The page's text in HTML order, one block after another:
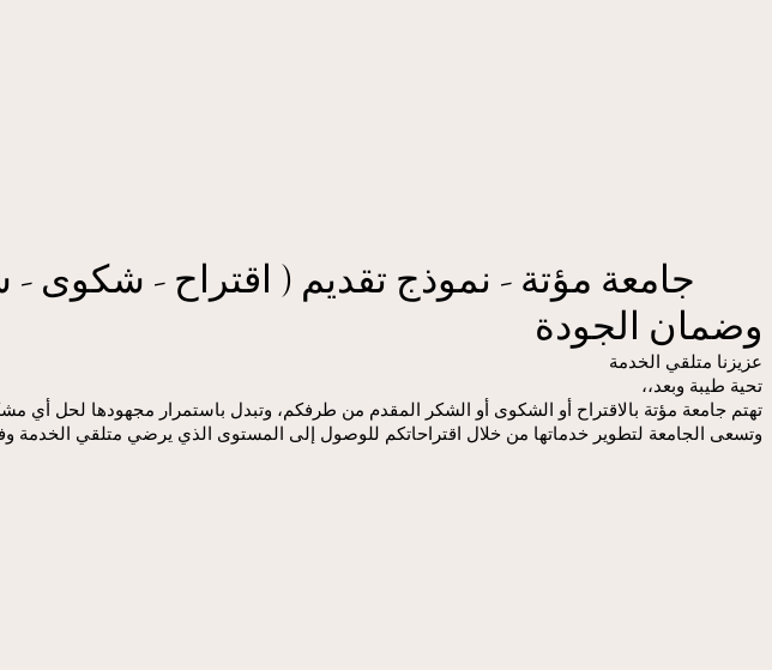
جامعة مؤتة - نموذج تقديم ( اقتراح -
وضمان الجودة
عزيزنا متلقي الخدمة
تحية طيبة وبعد،،
تهتم جامعة مؤتة بالاقتراح أو الشكوى أو الشكر المقدم من طرفكم، وتبدل باستمرار مجهودها لحل أي
وتسعى الجامعة لتطوير خدماتها من خلال اقتراحاتكم للوصول إلى المستوى الذي يرضي متلقي الخدمة